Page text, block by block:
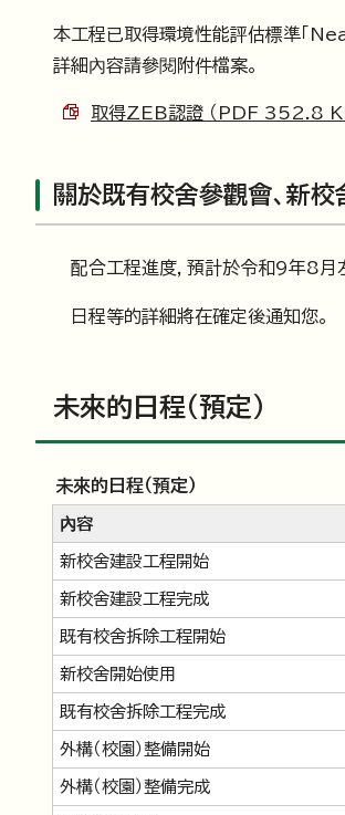
本工程已取得環境性能評估標準「
詳細內容請參閱附件檔案。
取得ZEB認證 （PDF 352.8
關於既有校舍參觀會、新
配合工程進度，預計於令和9年8月
日程等的詳細將在確定後通知您。
未來的日程（預定）
未來的日程（預定）
內容
新校舍建設工程開始
新校舍建設工程完成
既有校舍拆除工程開始
新校舍開始使用
既有校舍拆除工程完成
外構（校園）整備開始
外構（校園）整備完成